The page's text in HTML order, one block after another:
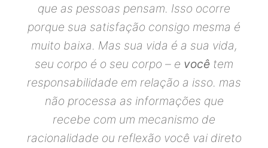
que as pessoas pensam. Isso ocorre
porque sua satisfação consigo mesma é
muito baixa. Mas sua vida é a sua vida,
seu corpo é o seu corpo – e você tem
responsabilidade em relação a isso. mas
não processa as informações que
recebe com um mecanismo de
racionalidade ou reflexão você vai direto